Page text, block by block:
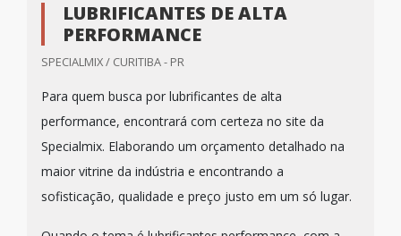
LUBRIFICANTES DE ALTA
PERFORMANCE
SPECIALMIX / CURITIBA - PR
Para quem busca por lubrificantes de alta
performance, encontrará com certeza no site da
Specialmix. Elaborando um orçamento detalhado na
maior vitrine da indústria e encontrando a
sofisticação, qualidade e preço justo em um só lugar.